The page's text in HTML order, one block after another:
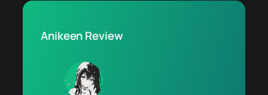
Anikeen Review